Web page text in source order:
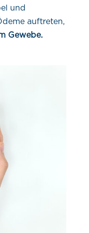
und
auftreten,
Gewebe.